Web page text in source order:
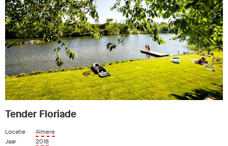
Tender Floriade
Locatie
Almere
Jaar
2018